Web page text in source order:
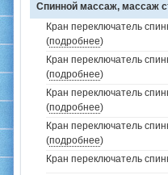
Спинной массаж, массаж
Кран переключатель
(подробнее)
Кран переключатель
(подробнее)
Кран переключатель
(подробнее)
Кран переключатель
(подробнее)
Кран переключатель